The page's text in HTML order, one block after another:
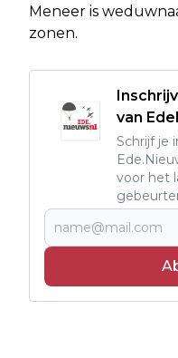
Meneer is
zonen.
van
Schrijf je
voor het